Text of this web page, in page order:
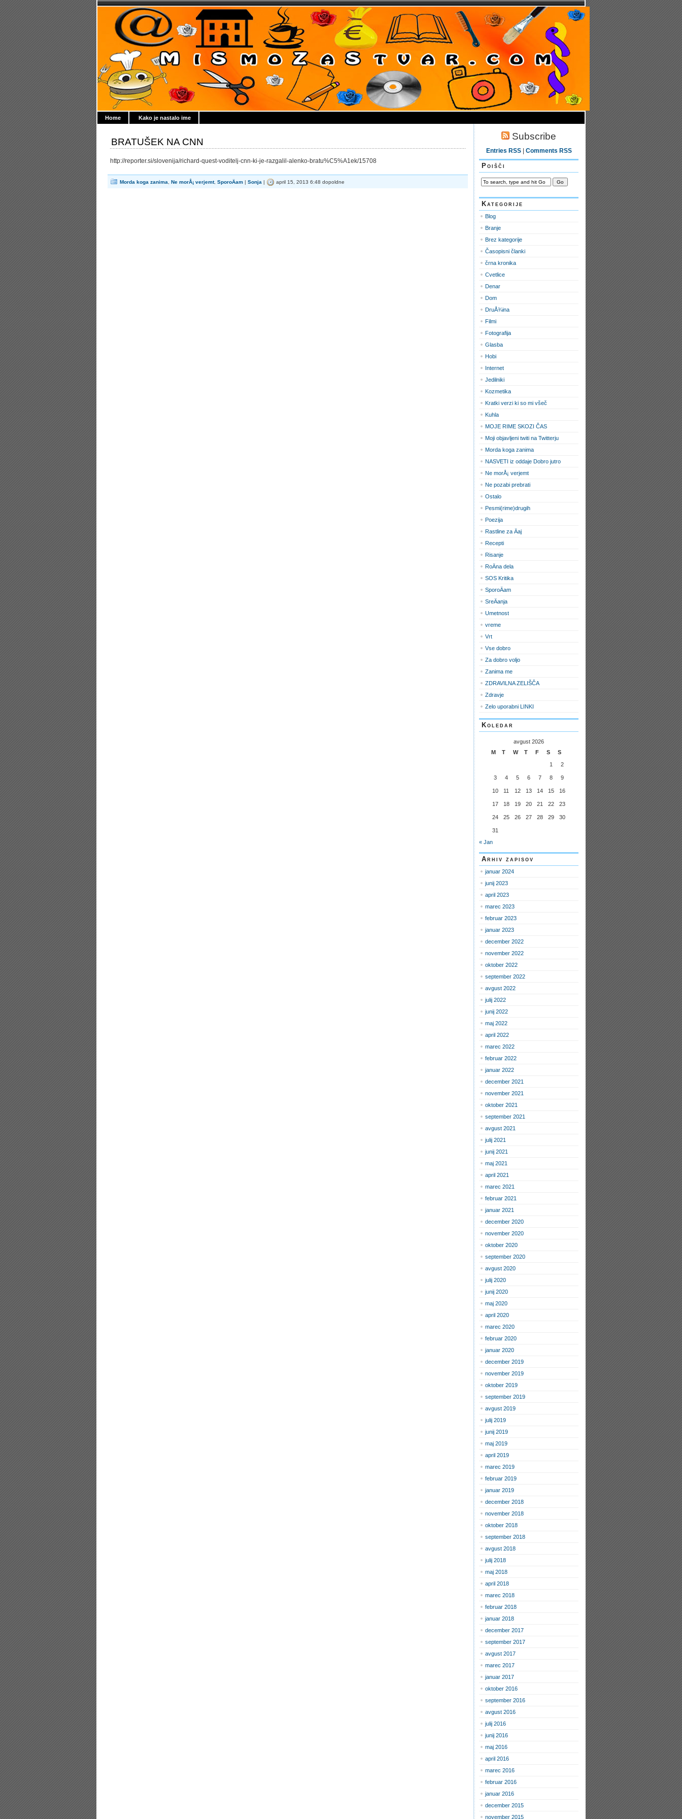
Home Kako je nastalo ime
BRATUŠEK NA CNN
http://reporter.si/slovenija/richard-quest-voditelj-cnn-ki-je-razgalil-alenko-bratu%C5%A1ek/15708
Morda koga zanima Ne morÅ¡ verjemt, SporoÄam | Sonja | april 15, 2013 6:48 dopoldne
Subscribe
Entries RSS| Comments RSS
Poišči
Kategorije
Blog
Branje
Brez kategorije
Časopisni članki
črna kronika
Cvetlice
Denar
Dom
DruÅ¾ina
Filmi
Fotografija
Glasba
Hobi
Internet
Jedilniki
Kozmetika
Kratki verzi ki so mi všeč
Kuhla
MOJE RIME SKOZI ČAS
Moji objavljeni twiti na Twitterju
Morda koga zanima
NASVETI iz oddaje Dobro jutro
Ne morÅ¡ verjemt
Ne pozabi prebrati
Ostalo
Pesmi(rime)drugih
Poezija
Rastline za Äaj
Recepti
Risanje
RoÄna dela
SOS Kritika
SporoÄam
SreÄanja
Umetnost
vreme
Vrt
Vse dobro
Za dobro voljo
Zanima me
ZDRAVILNA ZELIŠČA
Zdravje
Zelo uporabni LINKI
Koledar
avgust 2026
M
T W T F S
S
1
2
3 4 5 6 7 8 9
10 11 12 13 14 15 16
17 18 19 20 21 22 23
24 25 26 27 28 29 30
31
« Jan
Arhiv zapisov
januar 2024
junij 2023
april 2023
marec 2023
februar 2023
januar 2023
december 2022
november 2022
oktober 2022
september 2022
avgust 2022
julij 2022
junij 2022
maj 2022
april 2022
marec 2022
februar 2022
januar 2022
december 2021
november 2021
oktober 2021
september 2021
avgust 2021
julij 2021
junij 2021
maj 2021
april 2021
marec 2021
februar 2021
januar 2021
december 2020
november 2020
oktober 2020
september 2020
avgust 2020
julij 2020
junij 2020
maj 2020
april 2020
marec 2020
februar 2020
januar 2020
december 2019
november 2019
oktober 2019
september 2019
avgust 2019
julij 2019
junij 2019
maj 2019
april 2019
marec 2019
februar 2019
januar 2019
december 2018
november 2018
oktober 2018
september 2018
avgust 2018
julij 2018
maj 2018
april 2018
marec 2018
februar 2018
januar 2018
december 2017
september 2017
avgust 2017
marec 2017
januar 2017
oktober 2016
september 2016
avgust 2016
julij 2016
junij 2016
maj 2016
april 2016
marec 2016
februar 2016
januar 2016
december 2015
november 2015